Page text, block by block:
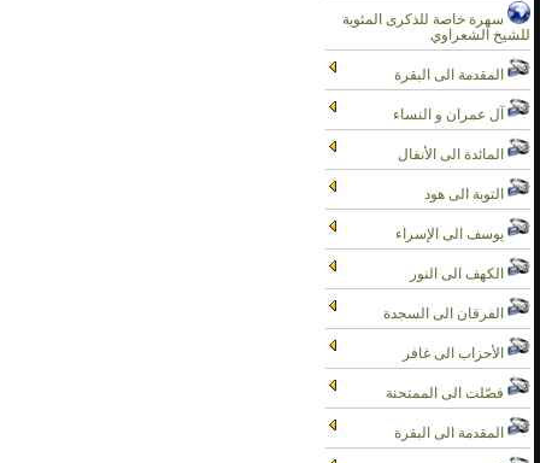
سهرة خاصة للذكرى المئوية
للشيخ الشعراوي
المقدمة الى البقرة
آل عمران و النساء
المائدة الى الأنفال
التوبة الى هود
يوسف الى الإسراء
الكهف الى النور
الفرقان الى السجدة
الأحزاب الى غافر
فصّلت الى الممتحنة
المقدمة الى البقرة